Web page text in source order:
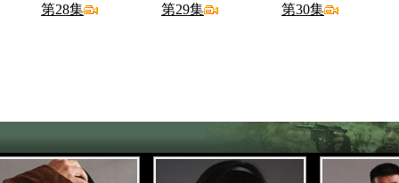
第28集 第29集 第30集